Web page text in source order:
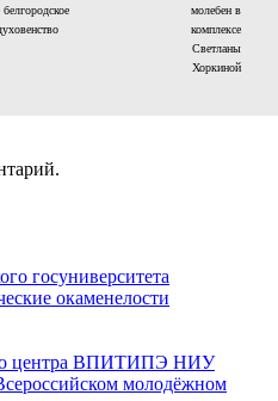
белгородское
молебен в
комплексе
Светланы
Хоркиной
госуниверситета
окаменелости
центра ВПИТИПЭ НИУ
молодёжном